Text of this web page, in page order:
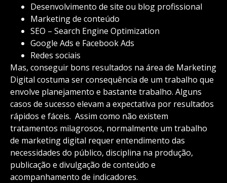
Desenvolvimento de site ou blog profissional
Marketing de conteúdo
SEO – Search Engine Optimization
Google Ads e Facebook Ads
Redes sociais
Mas, conseguir bons resultados na área de Marketing
Digital costuma ser consequência de um trabalho que
envolve planejamento e bastante trabalho. Alguns
casos de sucesso elevam a expectativa por resultados
rápidos e fáceis. Assim como não existem
tratamentos milagrosos, normalmente um trabalho
de marketing digital requer entendimento das
necessidades do público, disciplina na produção,
publicação e divulgação de conteúdo e
acompanhamento de indicadores.